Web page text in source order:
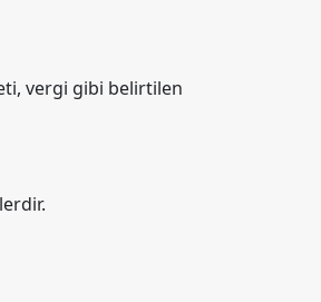
vergi gibi belirtilen